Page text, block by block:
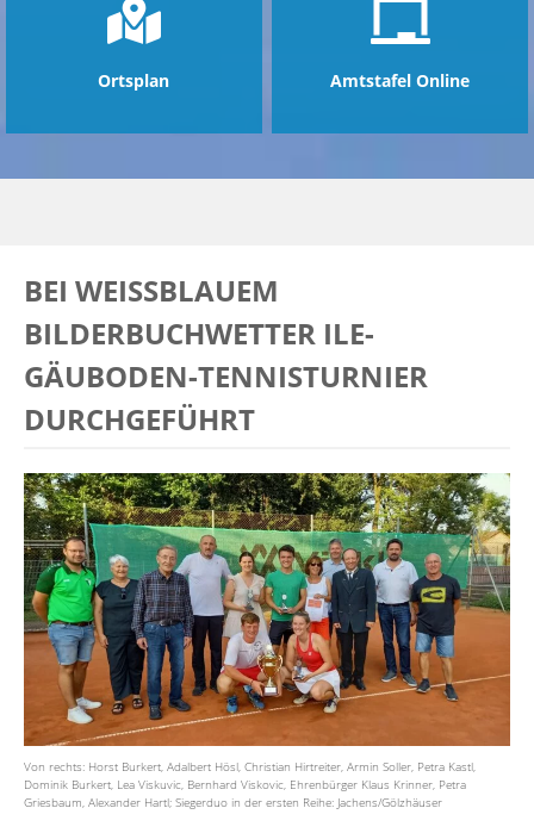
Ortsplan Amtstafel Online
BEI WEISSBLAUEM B
ILDERBUCHWETTER ILE-G
ÄUBODEN-TENNISTURNIER D
URCHGEFÜHRT
Von rechts: Horst Burkert, Adalbert Hösl, Christian Hirtreiter, Armin Soller, Petra Kastl,
Dominik Burkert, Lea Viskuvic, Bernhard Viskovic, Ehrenbürger Klaus Krinner, Petra
Griesbaum, Alexander Hartl; Siegerduo in der ersten Reihe: Jachens/Gölzhäuser